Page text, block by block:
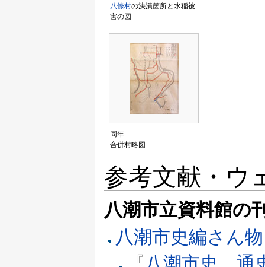
八條村の決潰箇所と水稲被
害の図
同年
合併村略図
参考文献・ウ
八潮市立資料館の
八潮市史編さん物